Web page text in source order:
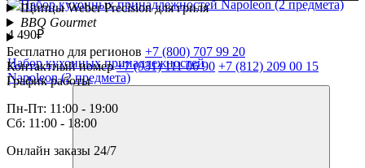
4 490₽
Набор кухонных принадлежностей
Napoleon (2 предмета)
Щипцы Weber Precision для гриля
BBQ Gourmet
Бесплатно для регионов +7 (800) 707 99 20
Контактный номер +7 (931) 111 06 90 +7 (812) 209 00 15
График работы
Пн-Пт: 11:00 - 19:00
Сб: 11:00 - 18:00
Онлайн заказы 24/7